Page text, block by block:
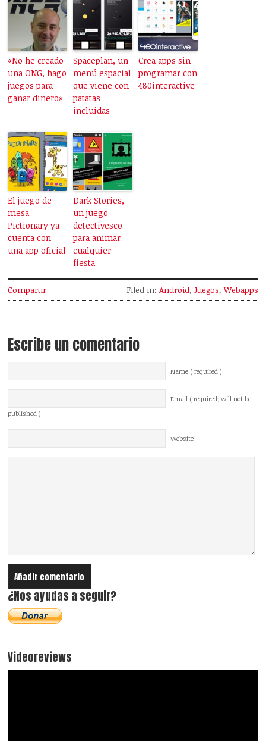
«No he creado
una ONG, hago
juegos para
ganar dinero»
Spaceplan, un
menú espacial
que viene con
patatas
incluidas
Crea apps sin
programar con
480interactive
El juego de
mesa
Pictionary ya
cuenta con
una app oficial
Dark Stories,
un juego
detectivesco
para animar
cualquier
fiesta
Compartir Filed in: Android, Juegos,Webapps
Escribe un comentario
Name ( required )
Email ( required; will not be
published )
Website
¿Nos ayudas a seguir?
Videoreviews